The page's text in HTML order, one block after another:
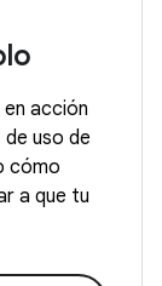
acción
uso de
cómo
a que tu